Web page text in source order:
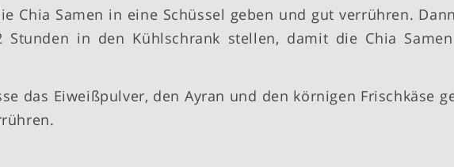
Chia Samen in eine Schüssel geben und gut verrühren.
Stunden in den Kühlschrank stellen, damit die Chia
das Eiweißpulver, den Ayran und den körnigen Frischkäse